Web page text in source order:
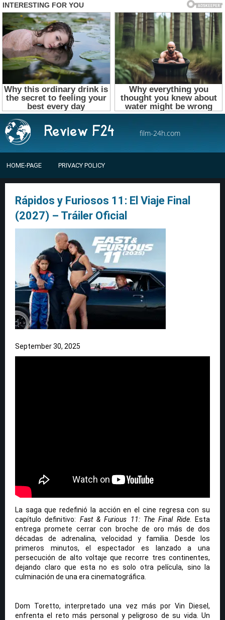
film-24h.com
HOME-PAGE PRIVACY POLICY
Rápidos y Furiosos 11: El Viaje Final
(2027) – Tráiler Oficial
September 30, 2025
La saga que redefinió la acción en el cine regresa con su
capítulo definitivo: Fast & Furious 11: The Final Ride. Esta
entrega promete cerrar con broche de oro más de dos
décadas de adrenalina, velocidad y familia. Desde los
primeros minutos, el espectador es lanzado a una
persecución de alto voltaje que recorre tres continentes,
dejando claro que esta no es solo otra película, sino la
culminación de una era cinematográfica.
Dom Toretto, interpretado una vez más por Vin Diesel,
enfrenta el reto más personal y peligroso de su vida. Un